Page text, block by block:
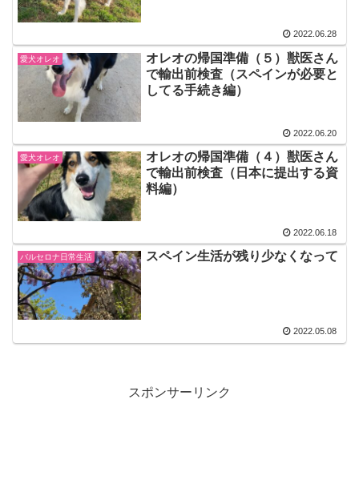
2022.06.28
愛犬オレオ
オレオの帰国準備（５）獣医さん
で輸出前検査（スペインが必要と
してる手続き編）
2022.06.20
愛犬オレオ
オレオの帰国準備（４）獣医さん
で輸出前検査（日本に提出する資
料編）
2022.06.18
バルセロナ日常生活 スペイン生活が残り少なくなって
2022.05.08
スポンサーリンク